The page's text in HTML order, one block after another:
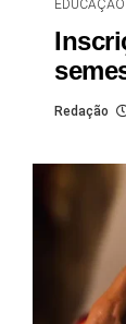
EDUCAÇÃO
Redação